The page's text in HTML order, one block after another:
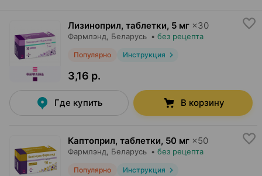
Лизиноприл, таблетки, 5 мг ×30
Фармлэнд , Беларусь • без рецепта
Популярно Инструкция
3,16 р.
Где купить В корзину
Каптоприл, таблетки, 50 мг ×50
Фармлэнд , Беларусь • без рецепта
Популярно Инструкция